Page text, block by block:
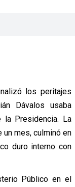
los peritajes
Dávalos usaba
la Presidencia. La
mes, culminó en
duro interno con
Público en el